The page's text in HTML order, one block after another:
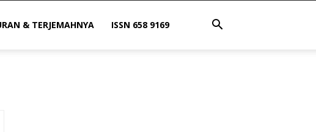
& TERJEMAHNYA ISSN 658 9169